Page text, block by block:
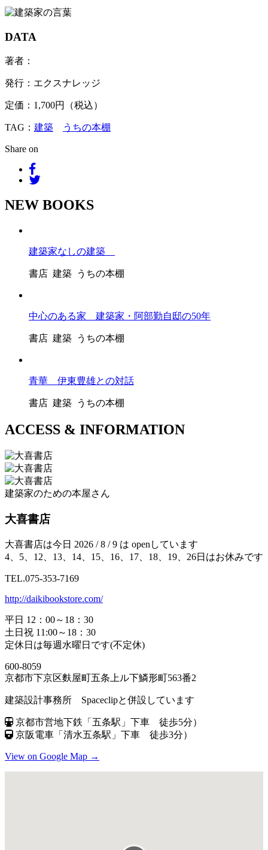
DATA
著者：
発行：エクスナレッジ
定価：1,700円（税込）
TAG： 建築 うちの本棚
Share on
NEW BOOKS
建築家なしの建築
書店 建築 うちの本棚
中心のある家 建築家・阿部勤自邸の50年
書店 建築 うちの本棚
青華 伊東豊雄との対話
書店 建築 うちの本棚
ACCESS & INFORMATION
建築家のための本屋さん
大喜書店
大喜書店は今日 2026 / 8 / 9 は openしています
4、5、12、13、14、15、16、17、18、19、26日はお休みです
TEL.075-353-7169
http://daikibookstore.com/
平日 12：00～18：30
土日祝 11:00～18：30
定休日は毎週水曜日です(不定休)
600-8059
京都市下京区麩屋町五条上ル下鱗形町563番2
建築設計事務所 Spaceclipと併設しています
京都市営地下鉄「五条駅」下車 徒歩5分）
京阪電車「清水五条駅」下車 徒歩3分）
View on Google Map →